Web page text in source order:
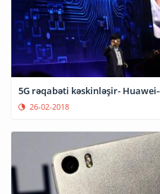
5G rəqabəti kəskinləşir-
26-02-2018